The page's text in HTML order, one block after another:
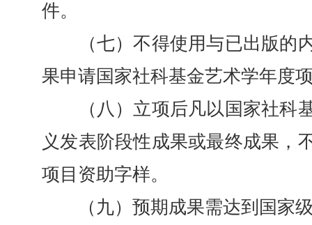
件。
（七）不得使用与已出版的
果申请国家社科基金艺术学年度
（八）立项后凡以国家社科
义发表阶段性成果或最终成果，
项目资助字样。
（九）预期成果需达到国家级